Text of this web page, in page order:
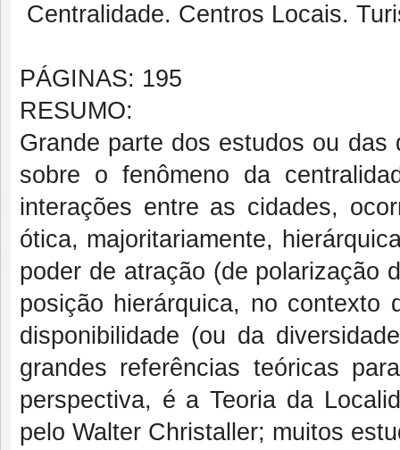
Centralidade. Centros Locais.
PÁGINAS: 195
RESUMO:
Grande parte dos estudos ou
sobre o fenômeno da
interações entre as cidades,
ótica, majoritariamente,
poder de atração (de polarização
posição hierárquica, no
disponibilidade (ou da
grandes referências teóricas
perspectiva, é a Teoria da
pelo Walter Christaller; muitos